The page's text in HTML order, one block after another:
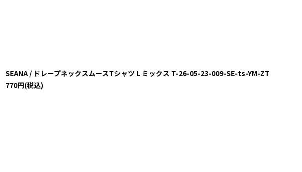
SEANA / ドレープネックスムースTシャツ L ミックス T-26-05-23-009-SE-ts-YM-ZT
770円(税込)